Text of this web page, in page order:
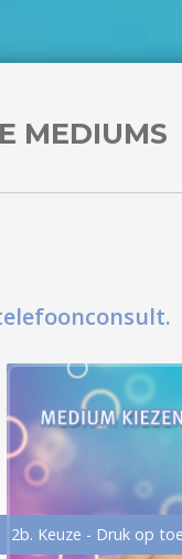
MEDIUMS
2b. Keuze - Druk op